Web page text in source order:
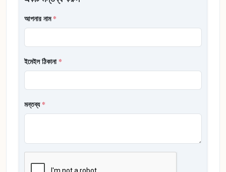
আপনার নাম*
ইমেইল ঠিকানা*
মন্তব্য*